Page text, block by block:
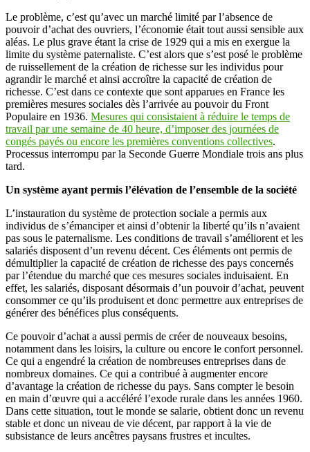
Le problème, c’est qu’avec un marché limité par l’absence de
pouvoir d’achat des ouvriers, l’économie était tout aussi sensible aux
aléas. Le plus grave étant la crise de 1929 qui a mis en exergue la
limite du système paternaliste. C’est alors que s’est posé le problème
de ruissellement de la création de richesse sur les individus pour
agrandir le marché et ainsi accroître la capacité de création de
richesse. C’est dans ce contexte que sont apparues en France les
premières mesures sociales dès l’arrivée au pouvoir du Front
Populaire en 1936. Mesures qui consistaient à réduire le temps de
travail par une semaine de 40 heure, d’imposer des journées de
congés payés ou encore les premières conventions collectives.
Processus interrompu par la Seconde Guerre Mondiale trois ans plus
tard.
Un système ayant permis l’élévation de l’ensemble de la société
L’instauration du système de protection sociale a permis aux
individus de s’émanciper et ainsi d’obtenir la liberté qu’ils n’avaient
pas sous le paternalisme. Les conditions de travail s’améliorent et les
salariés disposent d’un revenu décent. Ces éléments ont permis de
démultiplier la capacité de création de richesse des pays concernés
par l’étendue du marché que ces mesures sociales induisaient. En
effet, les salariés, disposant désormais d’un pouvoir d’achat, peuvent
consommer ce qu’ils produisent et donc permettre aux entreprises de
générer des bénéfices plus conséquents.
Ce pouvoir d’achat a aussi permis de créer de nouveaux besoins,
notamment dans les loisirs, la culture ou encore le confort personnel.
Ce qui a engendré la création de nombreuses entreprises dans de
nombreux domaines. Ce qui a contribué à augmenter encore
d’avantage la création de richesse du pays. Sans compter le besoin
en main d’œuvre qui a accéléré l’exode rurale dans les années 1960.
Dans cette situation, tout le monde se salarie, obtient donc un revenu
stable et donc un niveau de vie décent, par rapport à la vie de
subsistance de leurs ancêtres paysans frustres et incultes.